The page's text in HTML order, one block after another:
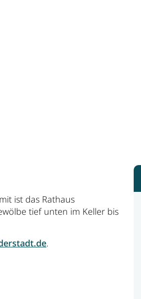
ist das Rathaus
tief unten im Keller bis
.